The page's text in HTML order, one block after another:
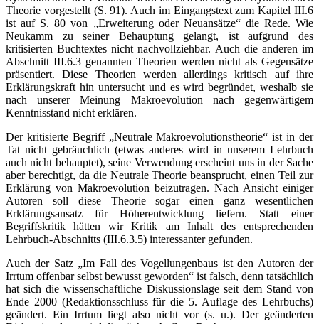
Theorie vorgestellt (S. 91). Auch im Eingangstext zum Kapitel III.6
ist auf S. 80 von „Erweiterung oder Neuansätze“ die Rede. Wie
Neukamm zu seiner Behauptung gelangt, ist aufgrund des
kritisierten Buchtextes nicht nachvollziehbar. Auch die anderen im
Abschnitt III.6.3 genannten Theorien werden nicht als Gegensätze
präsentiert. Diese Theorien werden allerdings kritisch auf ihre
Erklärungskraft hin untersucht und es wird begründet, weshalb sie
nach unserer Meinung Makroevolution nach gegenwärtigem
Kenntnisstand nicht erklären.
Der kritisierte Begriff „Neutrale Makroevolutionstheorie“ ist in der
Tat nicht gebräuchlich (etwas anderes wird in unserem Lehrbuch
auch nicht behauptet), seine Verwendung erscheint uns in der Sache
aber berechtigt, da die Neutrale Theorie beansprucht, einen Teil zur
Erklärung von Makroevolution beizutragen. Nach Ansicht einiger
Autoren soll diese Theorie sogar einen ganz wesentlichen
Erklärungsansatz für Höherentwicklung liefern. Statt einer
Begriffskritik hätten wir Kritik am Inhalt des entsprechenden
Lehrbuch-Abschnitts (III.6.3.5) interessanter gefunden.
Auch der Satz „Im Fall des Vogellungenbaus ist den Autoren der
Irrtum offenbar selbst bewusst geworden“ ist falsch, denn tatsächlich
hat sich die wissenschaftliche Diskussionslage seit dem Stand von
Ende 2000 (Redaktionsschluss für die 5. Auflage des Lehrbuchs)
geändert. Ein Irrtum liegt also nicht vor (s. u.). Der geänderten